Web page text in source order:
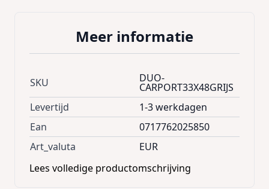
Gelaste naden
Spanriemen voor de verankering
Kenmerken Frame
Extra dakversteviging
Diagonale ligger voor extra stevigheid
Gegalvaniseerde profielen
Meer informatie
SKU DUO-
CARPORT33X48GRIJS
Levertijd
1-3 werkdagen
Ean
0717762025850
Art_valuta
EUR
Lees volledige productomschrijving